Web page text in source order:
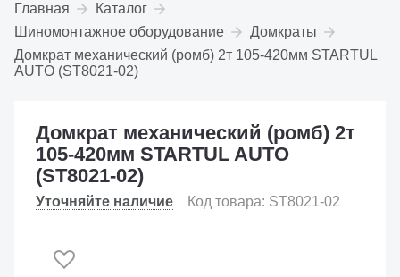
Главная
Каталог
Шиномонтажное оборудование
Домкраты
Домкрат механический (ромб) 2т 105-420мм STARTUL
AUTO (ST8021-02)
Домкрат механический (ромб) 2т
105-420мм STARTUL AUTO
(ST8021-02)
Уточняйте наличие Код товара: ST8021-02